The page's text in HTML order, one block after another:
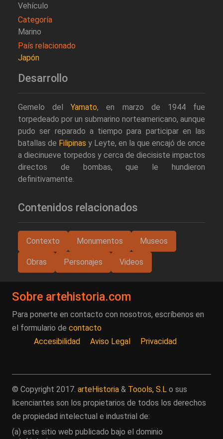
Vehículo
Categoría
Marino
País relacionado
Japón
Desarrollo
Gemelo delYamato, en marzo de 1944 fue
torpedeado por un submarino norteamericano, aunque
pudo ser reparado a tiempo para participar en las
batallas de Filipinas y Leyte, en la que encajó de once
a diecinueve torpedos y cerca de diecisiste impactos
directos de bombas, que le hundieron
definitivamente.
Contenidos relacionados
Contexto Monumentos Museos
Obras Personajes Videos
Sobre artehistoria.com
Para ponerte en contacto con nosotros, escríbenos en
el formulario de contacto
Accesibilidad
Aviso Legal Privacidad
© Copyright 2017. arteHistoria & Toools, S.L o sus
licenciantes son los propietarios de todos los derechos
de propiedad intelectual e industrial de:
(a) este sitio web publicado bajo el dominio